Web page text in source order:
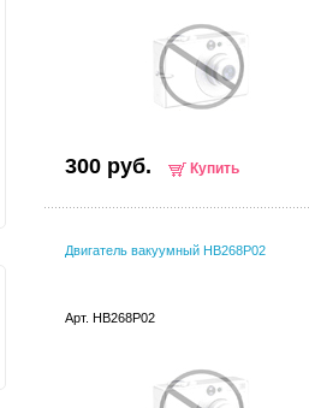
300 руб. Купить
Двигатель вакуумный HB268P02
Арт. HB268P02